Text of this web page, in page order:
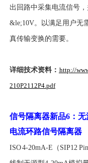
出回路中采集电流信号
&le;10V。以满足用户无
真传输变换的需要。
详细技术资料： http://
210P2112P4.pdf
信号隔离器新品6：无
电流环路信号隔离器
ISO 4-20mA-E（SIP12